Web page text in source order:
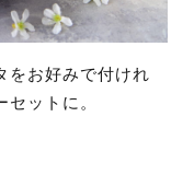
をお好みで付けれ
ットに。